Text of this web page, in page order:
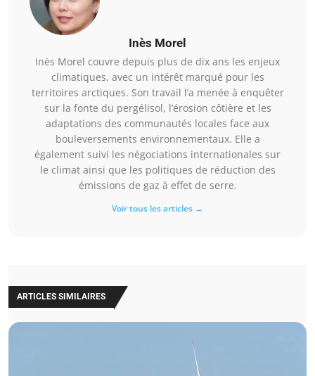
Inès Morel
Inès Morel couvre depuis plus de dix ans les enjeux
climatiques, avec un intérêt marqué pour les
territoires arctiques. Son travail l’a menée à enquêter
sur la fonte du pergélisol, l’érosion côtière et les
adaptations des communautés locales face aux
bouleversements environnementaux. Elle a
également suivi les négociations internationales sur
le climat ainsi que les politiques de réduction des
émissions de gaz à effet de serre.
Voir tous les articles →
ARTICLES SIMILAIRES